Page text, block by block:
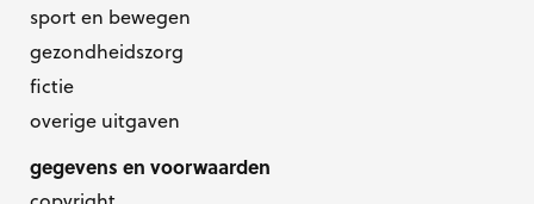
sport en bewegen
gezondheidszorg
fictie
overige uitgaven
gegevens en voorwaarden